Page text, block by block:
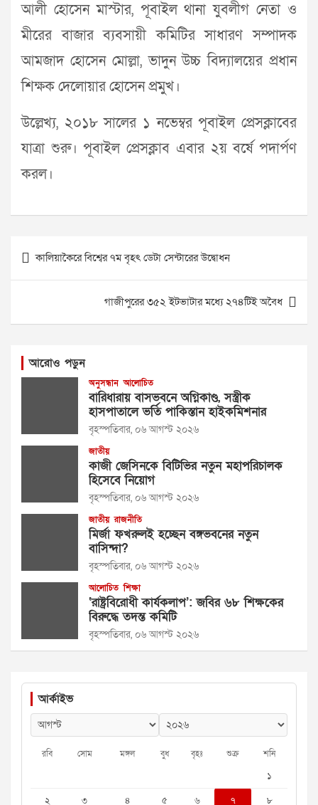
আলী হোসেন মাস্টার, পূবাইল থানা যুবলীগ নেতা ও
মীরের বাজার ব্যবসায়ী কমিটির সাধারণ সম্পাদক
আমজাদ হোসেন মোল্লা, ভাদুন উচ্চ বিদ্যালয়ের প্রধান
শিক্ষক দেলোয়ার হোসেন প্রমুখ।
উল্লেখ্য, ২০১৮ সালের ১ নভেম্বর পূবাইল প্রেসক্লাবের
যাত্রা শুরু। পূবাইল প্রেসক্লাব এবার ২য় বর্ষে পদার্পণ
করল।
Post
navigation
কালিয়াকৈরে বিশ্বের ৭ম বৃহৎ ডেটা সেন্টারের উদ্বোধন
গাজীপুরের ৩৫২ ইটভাটার মধ্যে ২৭৪টিই অবৈধ
আরোও পড়ুন
অনুসন্ধান আলোচিত
বারিধারায় বাসভবনে অগ্নিকাণ্ড, সস্ত্রীক
হাসপাতালে ভর্তি পাকিস্তান হাইকমিশনার
বৃহস্পতিবার, ০৬ আগস্ট ২০২৬
জাতীয়
কাজী জেসিনকে বিটিভির নতুন মহাপরিচালক
হিসেবে নিয়োগ
বৃহস্পতিবার, ০৬ আগস্ট ২০২৬
জাতীয় রাজনীতি
মির্জা ফখরুলই হচ্ছেন বঙ্গভবনের নতুন
বাসিন্দা?
বৃহস্পতিবার, ০৬ আগস্ট ২০২৬
আলোচিত শিক্ষা
‘রাষ্ট্রবিরোধী কার্যকলাপ’: জবির ৬৮ শিক্ষকের
বিরুদ্ধে তদন্ত কমিটি
বৃহস্পতিবার, ০৬ আগস্ট ২০২৬
আর্কাইভ
রবি সোম মঙ্গল বুধ বৃহঃ শুক্র শনি
১
২
৩ ৪ ৫ ৬ ৭ ৮